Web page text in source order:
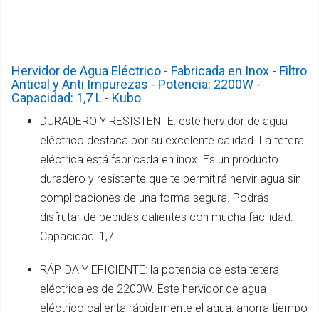
Hervidor de Agua Eléctrico - Fabricada en Inox - Filtro
Antical y Anti Impurezas - Potencia: 2200W -
Capacidad: 1,7 L - Kubo
DURADERO Y RESISTENTE: este hervidor de agua
eléctrico destaca por su excelente calidad. La tetera
eléctrica está fabricada en inox. Es un producto
duradero y resistente que te permitirá hervir agua sin
complicaciones de una forma segura. Podrás
disfrutar de bebidas calientes con mucha facilidad.
Capacidad: 1,7L.
RÁPIDA Y EFICIENTE: la potencia de esta tetera
eléctrica es de 2200W. Este hervidor de agua
eléctrico calienta rápidamente el agua, ahorra tiempo